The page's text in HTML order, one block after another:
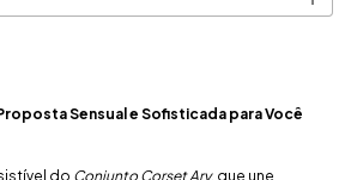
Sensual e Sofisticada para Você
do Conjunto Corset Ary, que une